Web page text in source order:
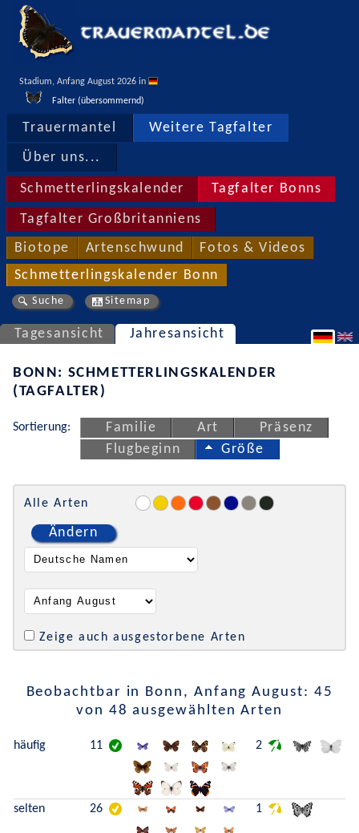
Stadium, Anfang August 2026 in
Falter (übersommernd)
Trauermantel Weitere Tagfalter
Über uns...
Schmetterlingskalender Tagfalter Bonns
Tagfalter Großbritanniens
Biotope Artenschwund Fotos & Videos
Schmetterlingskalender Bonn
Suche Sitemap
Tagesansicht Jahresansicht
BONN: SCHMETTERLINGSKALENDER
(TAGFALTER)
Sortierung: Familie Art
Präsenz
Flugbeginn
Größe
Alle Arten
Ändern
Zeige auch ausgestorbene Arten
Beobachtbar in Bonn, Anfang August: 45
von 48 ausgewählten Arten
häufig 11 2
selten 26 1